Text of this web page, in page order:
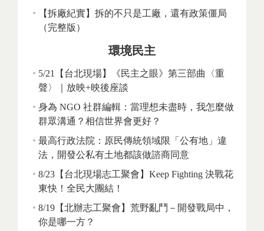
【拆廠紀實】拆的不只是工廠，還有政策僵局
（完整版）
環境民主
5/21【台北現場】《民主之眼》第三部曲〈重
聲〉｜放映+映後座談
身為 NGO 社群編輯：當理想未盡時，我怎麼做
群眾溝通？相信世界會更好？
最高行政法院：原民傳統領域限「公有地」違
法，開發公私有土地都該做諮商同意
8/23【台北現場志工聚會】Keep Fighting 決戰花
東快！全民大團結！
8/19【北辦志工聚會】荒野亂鬥－開發戰局中，
你是哪一方？